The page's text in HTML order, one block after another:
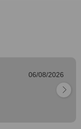
06/08/2026